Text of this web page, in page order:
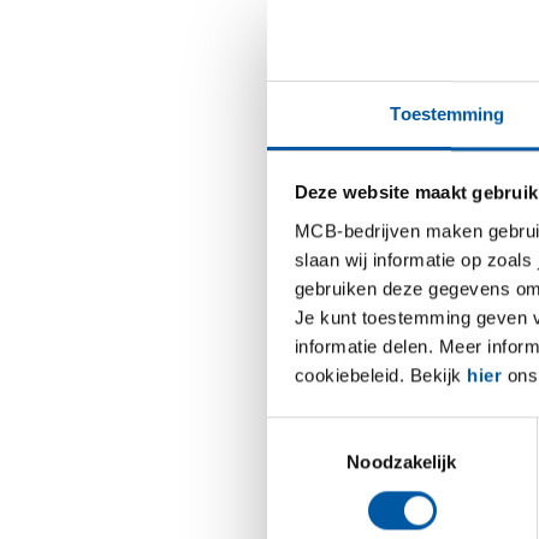
Toestemming
Deze website maakt
MCB-bedrijven maken
slaan wij informatie op
gebruiken deze gegevens
Je kunt toestemming geven
informatie delen. Meer
cookiebeleid. Bekijk hier
Noodzakelijk
altijd
“De
van de
of
Is de
“We